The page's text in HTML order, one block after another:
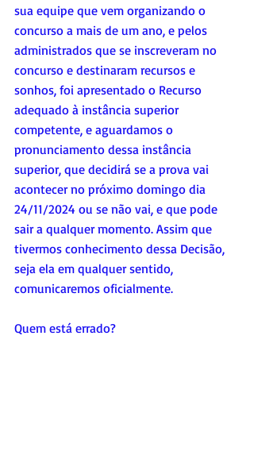
sua equipe que vem organizando o
concurso a mais de um ano, e pelos
administrados que se inscreveram no
concurso e destinaram recursos e
sonhos, foi apresentado o Recurso
adequado à instância superior
competente, e aguardamos o
pronunciamento dessa instância
superior, que decidirá se a prova vai
acontecer no próximo domingo dia
24/11/2024 ou se não vai, e que pode
sair a qualquer momento. Assim que
tivermos conhecimento dessa Decisão,
seja ela em qualquer sentido,
comunicaremos oficialmente.
Quem está errado?